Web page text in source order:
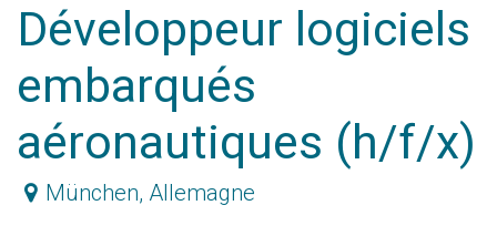
Développeur logiciels
embarqués
aéronautiques (h/f/x)
München, Allemagne